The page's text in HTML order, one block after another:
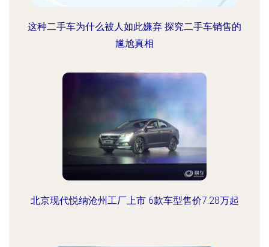
这种二手车为什么被人如此嫌弃 探究二手车销售的
尴尬真相
北京现代悦纳沧州工厂上市 6款车型售价7.28万起